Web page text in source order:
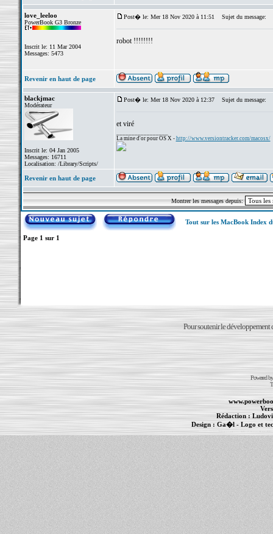
love_leeloo
PowerBook G3 Bronze
Inscrit le: 11 Mar 2004
Messages: 5473
Post� le: Mer 18 Nov 2020 à 11:51 Sujet du message:
robot !!!!!!!!
Revenir en haut de page
blackjmac
Modérateur
Inscrit le: 04 Jan 2005
Messages: 16711
Localisation: /Library/Scripts/
Post� le: Mer 18 Nov 2020 à 12:37 Sujet du message:
et viré
La mine d'or pour OS X - http://www.versiontracker.com/macosx/
Revenir en haut de page
Montrer les messages depuis:
Tout sur les MacBook Index
Page 1 sur 1
Pour soutenir le développement
Powered
Rédaction :
Design : Ga�l- Logo et
MacBook Pro